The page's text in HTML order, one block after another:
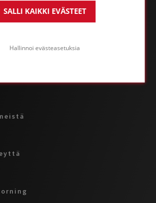
SALLI KAIKKI EVÄSTEET
Hallinnoi evästeasetuksia
-LIIKETOIMINNASTA